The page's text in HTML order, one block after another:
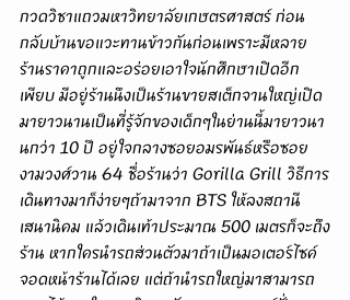
กวดวิชาแถวมหาวิทยาลัยเกษตรศาสตร์ ก่อน
กลับบ้านขอแวะทานข้าวกันก่อนเพราะมีหลาย
ร้านราคาถูกและอร่อยเอาใจนักศึกษาเปิดอีก
เพียบ มีอยู่ร้านนึงเป็นร้านขายสเต็กจานใหญ่เปิด
มายาวนานเป็นที่รู้จักของเด็กๆในย่านนี้มายาวนา
นกว่า 10 ปี อยู่ใจกลางซอยอมรพันธ์หรือซอย
งามวงศ์วาน 64 ชื่อร้านว่า Gorilla Grill วิธีการ
เดินทางมาก็ง่ายๆถ้ามาจาก BTS ให้ลงสถานี
เสนานิคม แล้วเดินเท้าประมาณ 500 เมตรก็จะถึง
ร้าน หากใครนำรถส่วนตัวมาถ้าเป็นมอเตอร์ไซค์
จอดหน้าร้านได้เลย แต่ถ้านำรถใหญ่มาสามารถ